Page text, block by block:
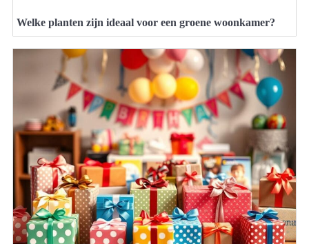
Welke planten zijn ideaal voor een groene woonkamer?